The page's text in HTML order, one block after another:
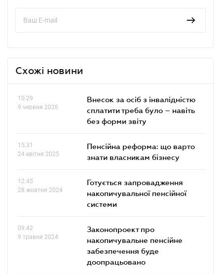
Схожі новини
10.29
9 червня 2026
Внесок за осіб з інвалідністю
сплатити треба було – навіть
без форми звіту
15.31
24 квітня 2025
Пенсійна реформа: що варто
знати власникам бізнесу
12.45
28 жовтня 2024
Готується запровадження
накопичувальної пенсійної
системи
09.42
9 травня 2024
Законопроект про
накопичувальне пенсійне
забезпечення буде
доопрацьовано